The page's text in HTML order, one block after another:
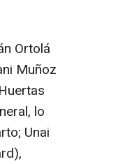
Ortolá
Muñoz
lo
Unai